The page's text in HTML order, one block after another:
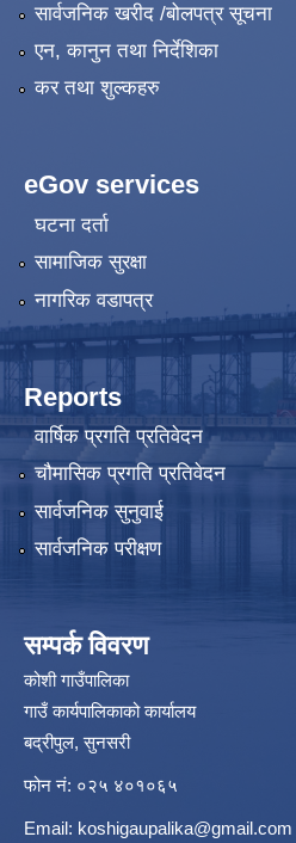
सार्वजनिक खरीद /बोलपत्र सूचना
एन, कानुन तथा निर्देशिका
कर तथा शुल्कहरु
eGov services
घटना दर्ता
सामाजिक सुरक्षा
नागरिक वडापत्र
Reports
वार्षिक प्रगति प्रतिवेदन
चौमासिक प्रगति प्रतिवेदन
सार्वजनिक सुनुवाई
सार्वजनिक परीक्षण
सम्पर्क विवरण
कोशी गाउँपालिका
गाउँ कार्यपालिकाको कार्यालय
बद्रीपुल, सुनसरी
फोन नं: ०२५ ४०१०६५
Email: koshigaupalika@gmail.com